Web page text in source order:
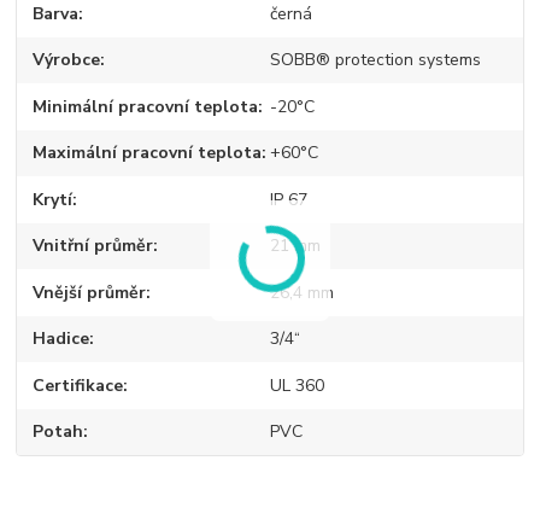
Barva černá
Výrobce SOBB® protection systems
Minimální pracovní teplota -20°C
Maximální pracovní teplota +60°C
Krytí IP 67
Vnitřní průměr 21 mm
Vnější průměr 26,4 mm
Hadice 3/4“
Certifikace UL 360
Potah PVC